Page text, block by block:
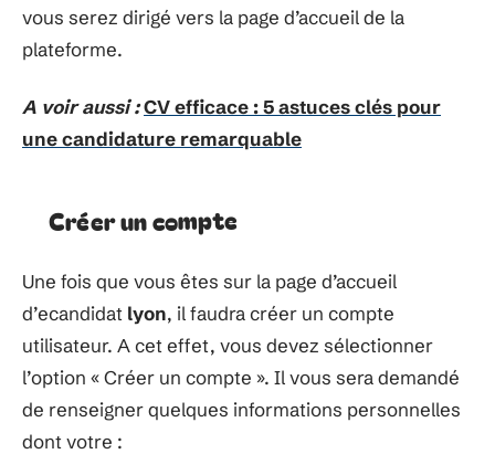
vous serez dirigé vers la page d’accueil de la
plateforme.
A voir aussi :CV efficace : 5 astuces clés pour
une candidature remarquable
Créer un compte
Une fois que vous êtes sur la page d’accueil
d’ecandidat lyon, il faudra créer un compte
utilisateur. A cet effet, vous devez sélectionner
l’option « Créer un compte ». Il vous sera demandé
de renseigner quelques informations personnelles
dont votre :